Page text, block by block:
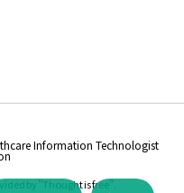
Information Technologist
by " Thought is free".